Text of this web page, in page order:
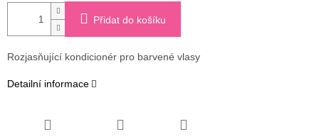
Přidat do košíku
Rozjasňující kondicionér pro barvené vlasy
Detailní informace